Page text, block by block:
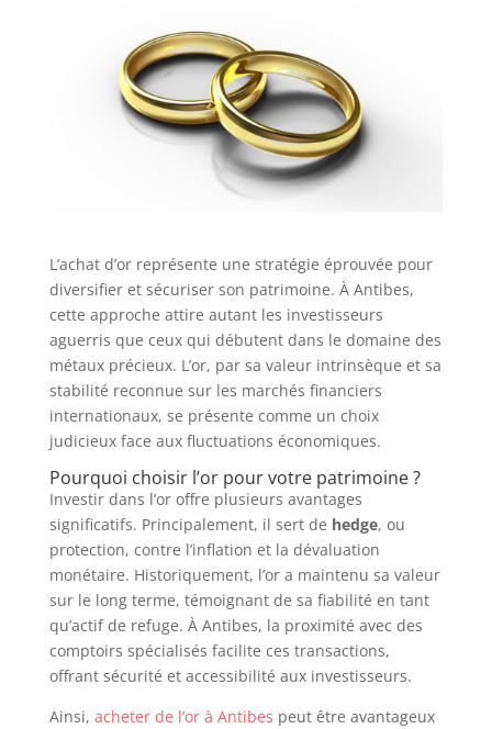
L’achat d’or représente une stratégie éprouvée pour
diversifier et sécuriser son patrimoine. À Antibes,
cette approche attire autant les investisseurs
aguerris que ceux qui débutent dans le domaine des
métaux précieux. L’or, par sa valeur intrinsèque et sa
stabilité reconnue sur les marchés financiers
internationaux, se présente comme un choix
judicieux face aux fluctuations économiques.
Pourquoi choisir l’or pour votre patrimoine ?
Investir dans l’or offre plusieurs avantages
significatifs. Principalement, il sert de hedge, ou
protection, contre l’inflation et la dévaluation
monétaire. Historiquement, l’or a maintenu sa valeur
sur le long terme, témoignant de sa fiabilité en tant
qu’actif de refuge. À Antibes, la proximité avec des
comptoirs spécialisés facilite ces transactions,
offrant sécurité et accessibilité aux investisseurs.
Ainsi, acheter de l’or à Antibes peut être avantageux